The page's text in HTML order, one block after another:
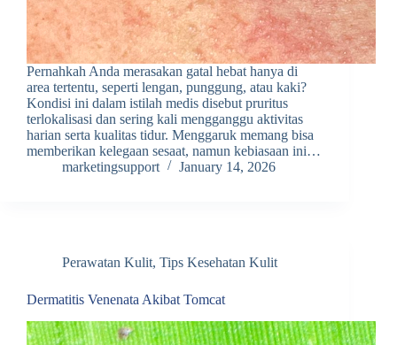
Pernahkah Anda merasakan gatal hebat hanya di
area tertentu, seperti lengan, punggung, atau kaki?
Kondisi ini dalam istilah medis disebut pruritus
terlokalisasi dan sering kali mengganggu aktivitas
harian serta kualitas tidur. Menggaruk memang bisa
memberikan kelegaan sesaat, namun kebiasaan ini…
marketingsupport
January 14, 2026
Perawatan Kulit, Tips Kesehatan Kulit
Dermatitis Venenata Akibat Tomcat